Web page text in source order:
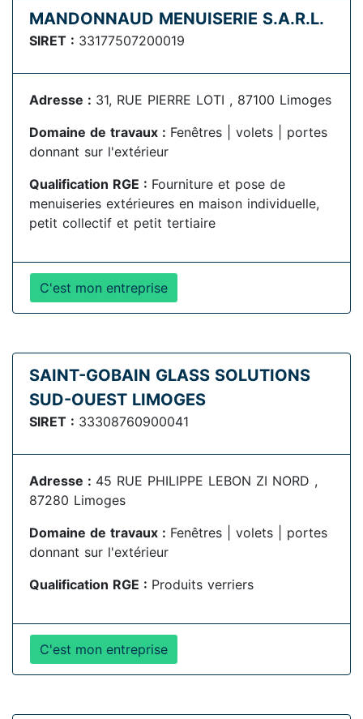
MANDONNAUD MENUISERIE S.A.R.L.
SIRET : 33177507200019
Adresse : 31, RUE PIERRE LOTI , 87100 Limoges
Domaine de travaux : Fenêtres | volets | portes
donnant sur l'extérieur
Qualification RGE : Fourniture et pose de
menuiseries extérieures en maison individuelle,
petit collectif et petit tertiaire
C'est mon entreprise
SAINT-GOBAIN GLASS SOLUTIONS
SUD-OUEST LIMOGES
SIRET : 33308760900041
Adresse : 45 RUE PHILIPPE LEBON ZI NORD ,
87280 Limoges
Domaine de travaux : Fenêtres | volets | portes
donnant sur l'extérieur
Qualification RGE : Produits verriers
C'est mon entreprise